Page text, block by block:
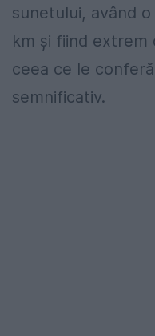
sunetului, având
km și fiind
ceea ce le
semnificativ.